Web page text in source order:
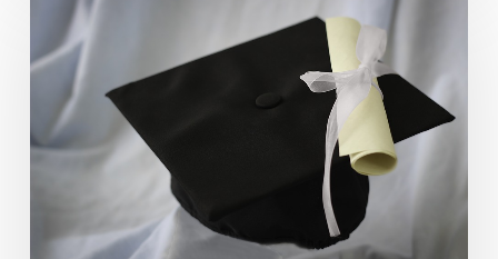
op
de
mantelzorg
door
partners